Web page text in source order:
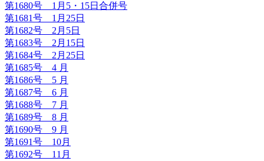
第1680号 1月5・15日合併号
第1681号 1月25日
第1682号 2月5日
第1683号 2月15日
第1684号 2月25日
第1685号 4 月
第1686号 5 月
第1687号 6 月
第1688号 7 月
第1689号 8 月
第1690号 9 月
第1691号 10月
第1692号 11月